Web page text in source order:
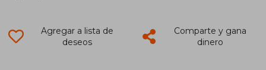
Agregar a lista de
deseos
Comparte y gana
dinero